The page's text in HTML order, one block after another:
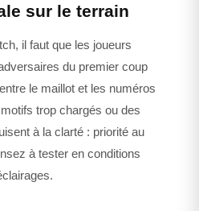
sur le terrain
il faut que les joueurs
du premier coup
le maillot et les numéros
trop chargés ou des
à la clarté : priorité au
à tester en conditions